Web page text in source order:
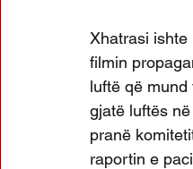
Xhatrasi
filmin
luftë që
gjatë luftës
pranë
raportin e